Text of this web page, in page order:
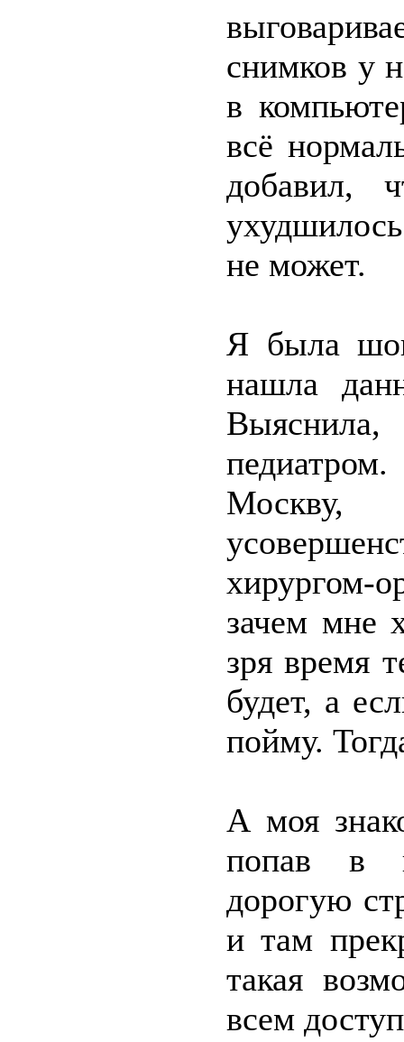
снимков у
в
всё
добавил,
не может.
Я была
нашла
педиатром.
зачем мне
зря время
будет, а
пойму.
А моя
попав в
дорогую
и там
такая
всем